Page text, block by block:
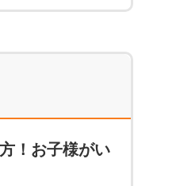
！お子様がい